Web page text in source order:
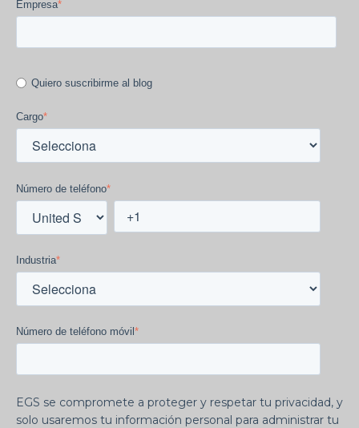
Empresa*
Quiero suscribirme al blog
Cargo*
Número de teléfono*
Industria*
Número de teléfono móvil *
EGS se compromete a proteger y respetar tu privacidad, y
solo usaremos tu información personal para administrar tu